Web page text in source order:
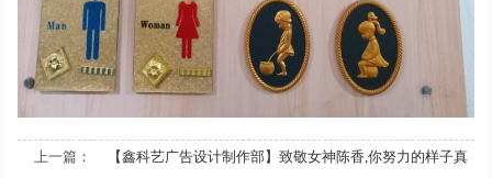
上一篇： 【鑫科艺广告设计制作部】致敬女神陈香,你努力的样子真